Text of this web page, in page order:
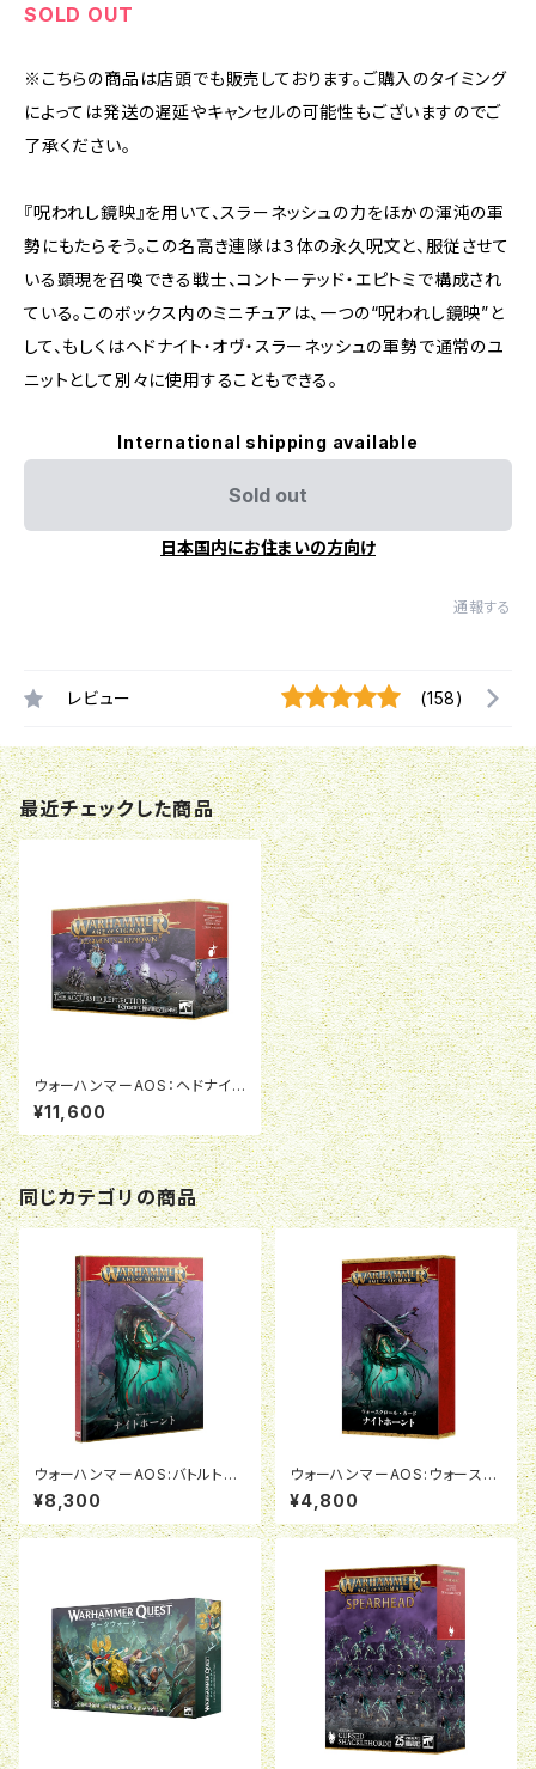
SOLD OUT
※こちらの商品は店頭でも販売しております。ご購入のタイミング
によっては発送の遅延やキャンセルの可能性もございますのでご
了承ください。
『呪われし鏡映』を用いて、スラーネッシュの力をほかの渾沌の軍
勢にもたらそう。この名高き連隊は３体の永久呪文と、服従させて
いる顕現を召喚できる戦士、コントーテッド・エピトミで構成され
ている。このボックス内のミニチュアは、一つの“呪われし鏡映”と
して、もしくはヘドナイト・オヴ・スラーネッシュの軍勢で通常のユ
ニットとして別々に使用することもできる。
International shipping available
Sold out
日本国内にお住まいの方向け
通報する
レビュー (158)
最近チェックした商品
ウォーハンマーAOS：ヘドナイ
ト・オヴ・スラーネッシュ：呪われ
し鏡像
¥11,600
同じカテゴリの商品
ウォーハンマーAOS:バトルトー
ム:ナイトホーント(日本語版)
¥8,300
ウォーハンマーAOS:ウォースク
ロールカード:ナイトホーント(日
本語版)
¥4,800